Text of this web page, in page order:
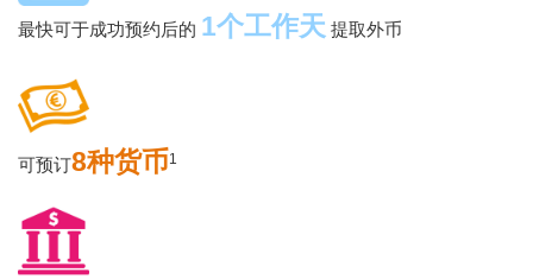
最快可于成功预约后的 1个工作天 提取外币
可预订8种货币1